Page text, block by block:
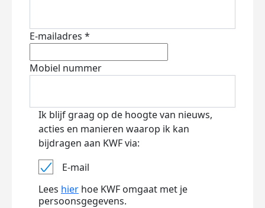
E-mailadres *
Mobiel nummer
Ik blijf graag op de hoogte van nieuws,
acties en manieren waarop ik kan
bijdragen aan KWF via:
E-mail
Lees hier hoe KWF omgaat met je
persoonsgegevens.